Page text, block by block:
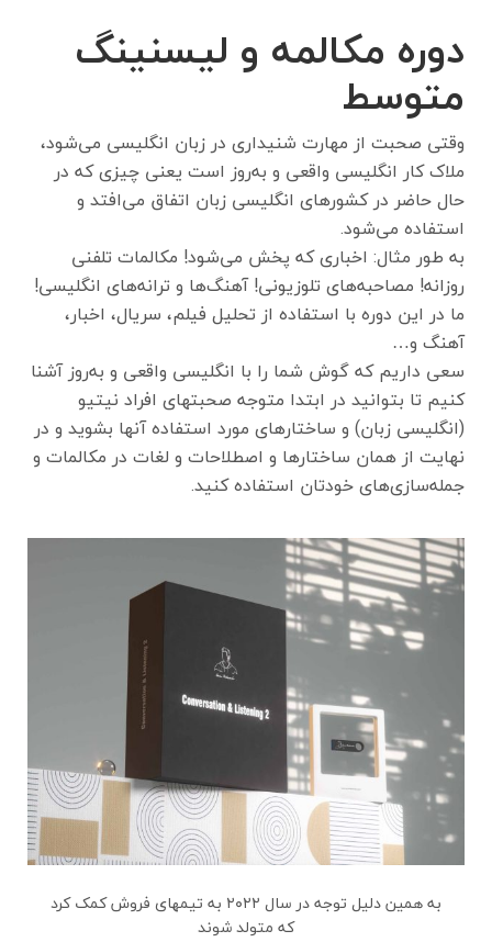
دوره‌ مکالمه و لیسنینگ
متوسط
وقتی صحبت از مهارت شنیداری در زبان انگلیسی می‌شود،
ملاک کار انگلیسی واقعی و به‌روز است یعنی چیزی که در
حال حاضر در کشور‌های انگلیسی زبان اتفاق می‌افتد و
استفاده می‌شود.
به طور مثال: اخباری که پخش می‌شود! مکالمات تلفنی
روزانه! مصاحبه‌های تلوزیونی! آهنگ‌ها و ترانه‌های انگلیسی!
ما در این دوره با استفاده از تحلیل فیلم، سریال، اخبار،
آهنگ و…
سعی داریم که گوش شما را با انگلیسی واقعی و به‌روز آشنا
کنیم تا بتوانید در ابتدا متوجه صحبتهای افراد نیتیو
(انگلیسی زبان) و ساختارهای مورد استفاده آنها بشوید و در
نهایت از همان ساختارها و اصطلاحات و لغات در مکالمات و
جمله‌سازی‌های خودتان استفاده کنید.
به همین دلیل توجه در سال ۲۰۲۲ به تیمهای فروش کمک کرد
که متولد شوند